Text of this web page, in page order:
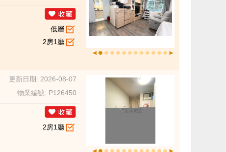
低層
2房1廳
更新日期: 2026-08-07
物業編號: P126450
2房1廳